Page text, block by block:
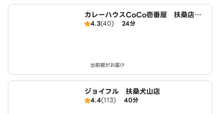
カレーハウスCoCo壱番屋 扶桑店（S
D）
4.3(40) 24分
出前館がお届け
ジョイフル 扶桑犬山店
4.4(113) 40分